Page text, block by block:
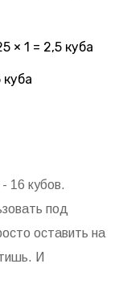
× 1 = 2,5 куба
16 кубов.
под
оставить на
И